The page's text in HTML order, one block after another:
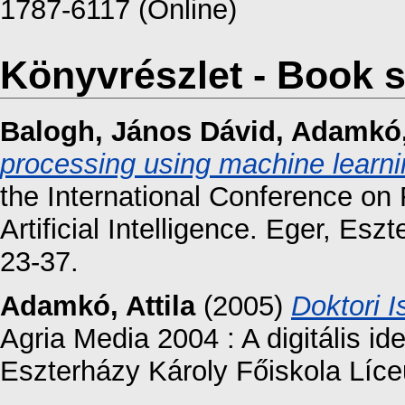
1787-6117 (Online)
Könyvrészlet - Book
Balogh, János Dávid ,
processing using machine
the International Conference
Artificial Intelligence. Eger,
23-37.
Adamkó, Attila(2005) Doktori
Agria Media 2004 : A digitális
Eszterházy Károly Főiskola